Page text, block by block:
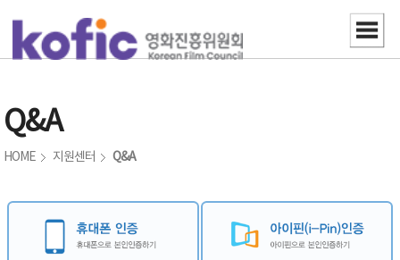
Q&A
HOME 지원센터 Q&A